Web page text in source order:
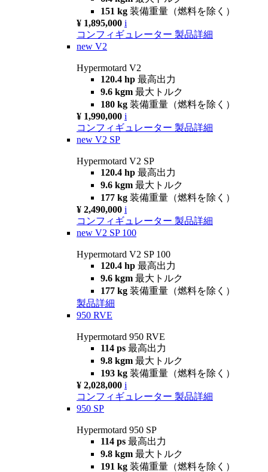
151 kg 装備重量（燃料を除く）
¥ 1,895,000 i
コンフィギュレーター 製品詳細
new V2
Hypermotard V2
120.4 hp 最高出力
9.6 kgm 最大トルク
180 kg 装備重量（燃料を除く）
¥ 1,990,000 i
コンフィギュレーター 製品詳細
new V2 SP
Hypermotard V2 SP
120.4 hp 最高出力
9.6 kgm 最大トルク
177 kg 装備重量（燃料を除く）
¥ 2,490,000 i
コンフィギュレーター 製品詳細
new V2 SP 100
Hypermotard V2 SP 100
120.4 hp 最高出力
9.6 kgm 最大トルク
177 kg 装備重量（燃料を除く）
製品詳細
950 RVE
Hypermotard 950 RVE
114 ps 最高出力
9.8 kgm 最大トルク
193 kg 装備重量（燃料を除く）
¥ 2,028,000 i
コンフィギュレーター 製品詳細
950 SP
Hypermotard 950 SP
114 ps 最高出力
9.8 kgm 最大トルク
191 kg 装備重量（燃料を除く）